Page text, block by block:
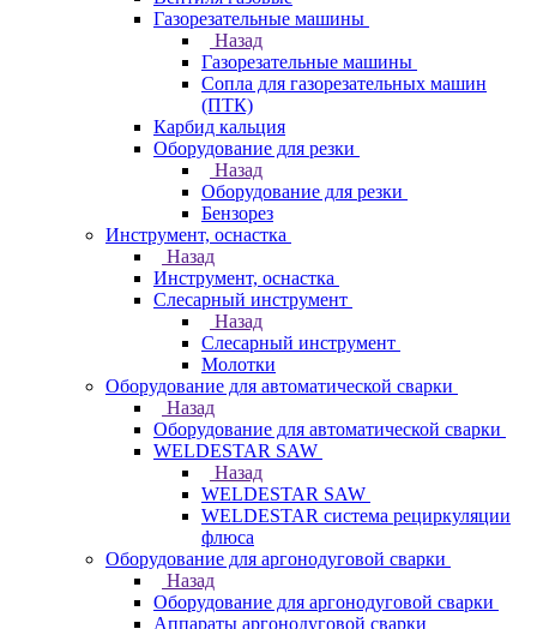
Газорезательные машины
Назад
Газорезательные машины
Сопла для газорезательных машин
(ПТК)
Карбид кальция
Оборудование для резки
Назад
Оборудование для резки
Бензорез
Инструмент, оснастка
Назад
Инструмент, оснастка
Слесарный инструмент
Назад
Слесарный инструмент
Молотки
Оборудование для автоматической сварки
Назад
Оборудование для автоматической сварки
WELDESTAR SAW
Назад
WELDESTAR SAW
WELDESTAR система рециркуляции
флюса
Оборудование для аргонодуговой сварки
Назад
Оборудование для аргонодуговой сварки
Аппараты аргонодуговой сварки